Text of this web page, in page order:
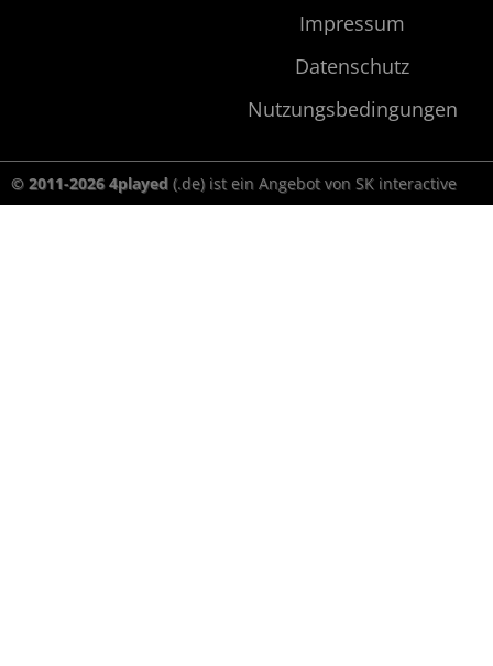
Impressum
Datenschutz
Nutzungsbedingungen
© 2011-2026 4played (.de) ist ein Angebot von SK interactive